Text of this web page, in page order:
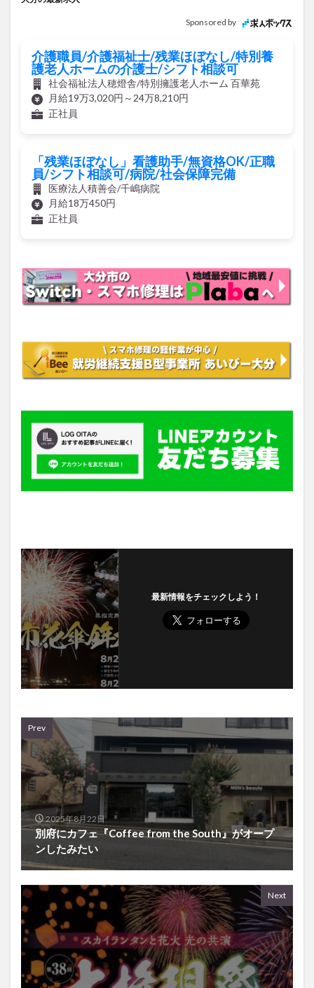
Sponsored by
介護職員/介護福祉士/残業ほぼなし/特別養
護老人ホームの介護士/シフト相談可
社会福祉法人穂燈舎/特別擁護老人ホーム 百華苑
月給19万3,020円～24万8,210円
正社員
「残業ほぼなし」看護助手/無資格OK/正職
員/シフト相談可/病院/社会保障完備
医療法人積善会/千嶋病院
月給18万450円
正社員
最新情報をチェックしよう！
Prev
2025年8月22日
別府にカフェ『Coffee from the South』がオープ
ンしたみたい
Next